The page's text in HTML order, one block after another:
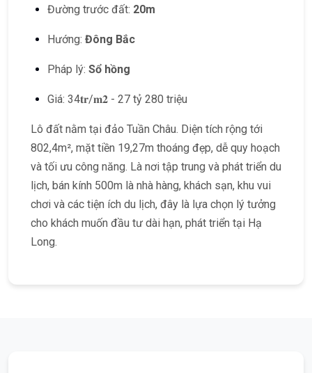
Đường trước đất: 20m
Hướng: Đông Bắc
Pháp lý: Sổ hồng
Giá: 34𝐭𝐫/𝐦𝟐 - 27 tỷ 280 triệu
Lô đất nằm tại đảo Tuần Châu. Diện tích rộng tới
802,4m², mặt tiền 19,27m thoáng đẹp, dễ quy hoạch
và tối ưu công năng. Là nơi tập trung và phát triển du
lịch, bán kính 500m là nhà hàng, khách sạn, khu vui
chơi và các tiện ích du lịch, đây là lựa chọn lý tưởng
cho khách muốn đầu tư dài hạn, phát triển tại Hạ
Long.